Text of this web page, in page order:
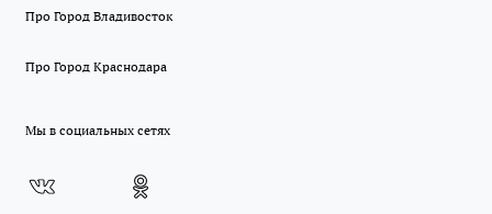
Про Город Владивосток
Про Город Краснодара
Мы в социальных сетях